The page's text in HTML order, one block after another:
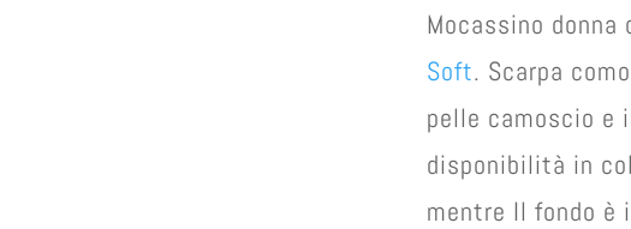
Mocassino
Soft. Scarpa
pelle camoscio e
disponibilità in
mentre Il fondo è